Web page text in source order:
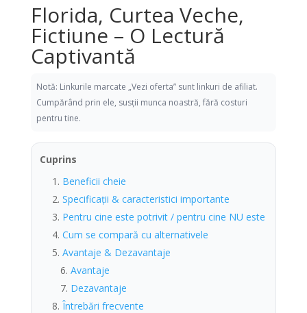
Florida, Curtea Veche,
Fictiune – O Lectură
Captivantă
Notă: Linkurile marcate „Vezi oferta” sunt linkuri de afiliat.
Cumpărând prin ele, susții munca noastră, fără costuri
pentru tine.
Cuprins
Beneficii cheie
Specificații & caracteristici importante
Pentru cine este potrivit / pentru cine NU este
Cum se compară cu alternativele
Avantaje & Dezavantaje
Avantaje
Dezavantaje
Întrebări frecvente